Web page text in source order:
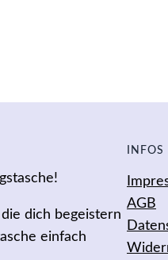
für Mega
Nur angemeldete
dich begeistern
einfach
INFOS
AGB